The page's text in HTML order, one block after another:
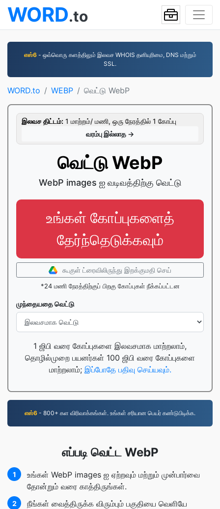
WORD.to
எஸ்6- ஒவ்வொரு களத்திலும் இலவச WHOIS தனியுரிமை, DNS மற்றும்
SSL.
WORD.to WEBP வெட்டு WebP
இலவச திட்டம்: 1 மாற்றம்/ மணி, ஒரு நேரத்தில் 1 கோப்பு
வரம்பு இல்லாத →
வெட்டு WebP
WebP images ஐ வடிவத்திற்கு வெட்டு
உங்கள் கோப்புகளைத்
தேர்ந்தெடுக்கவும்
கூகுள் ட்ரைவிலிருந்து இறக்குமதி செய்
*24 மணி நேரத்திற்குப் பிறகு கோப்புகள் நீக்கப்பட்டன
முந்தையதை வெட்டு
1 ஜிபி வரை கோப்புகளை இலவசமாக மாற்றலாம்,
தொழில்முறை பயனர்கள் 100 ஜிபி வரை கோப்புகளை
மாற்றலாம்; இப்போதே பதிவு செய்யவும்.
எஸ்6 - 800+ கள விரிவாக்கங்கள். உங்கள் சரியான பெயர் கண்டுபிடிக்க.
எப்படி வெட்ட WebP
1
உங்கள் WebP images ஐ ஏற்றவும் மற்றும் முன்பார்வை
தோன்றும் வரை காத்திருங்கள்.
2
நீங்கள் வைத்திருக்க விரும்பும் பகுதியை வெளியே